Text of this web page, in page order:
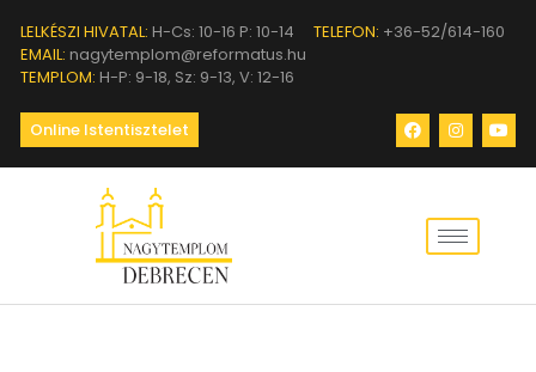
LELKÉSZI HIVATAL: H-Cs: 10-16 P: 10-14 TELEFON: +36-52/614-160
EMAIL: nagytemplom@reformatus.hu
TEMPLOM: H-P: 9-18, Sz: 9-13, V: 12-16
Online Istentisztelet